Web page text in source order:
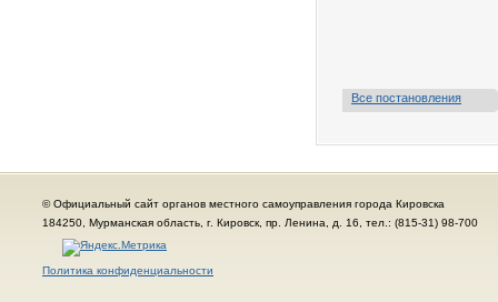
Все постановления
© Официальный сайт органов местного самоуправления города Кировска
184250, Мурманская область, г. Кировск, пр. Ленина, д. 16, тел.: (815-31) 98-700
Политика конфиденциальности